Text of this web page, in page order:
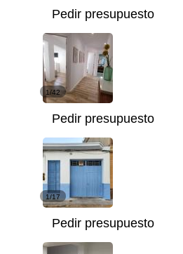
Pedir presupuesto
1/42
Pedir presupuesto
1/17
Pedir presupuesto